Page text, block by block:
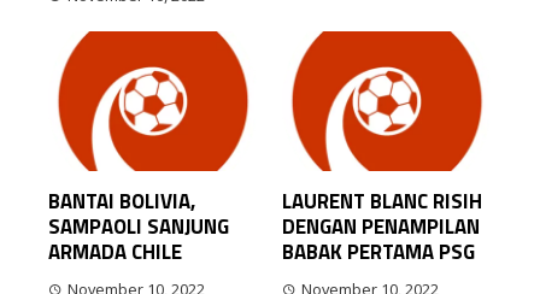
BANTAI BOLIVIA,
SAMPAOLI SANJUNG
ARMADA CHILE
LAURENT BLANC RISIH
DENGAN PENAMPILAN
BABAK PERTAMA PSG